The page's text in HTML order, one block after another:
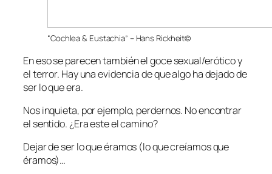
“Cochlea & Eustachia” – Hans Rickheit©
En eso se parecen también el goce sexual/erótico y
el terror. Hay una evidencia de que algo ha dejado de
ser lo que era.
Nos inquieta, por ejemplo, perdernos. No encontrar
el sentido. ¿Era este el camino?
Dejar de ser lo que éramos (lo que creíamos que
éramos)…